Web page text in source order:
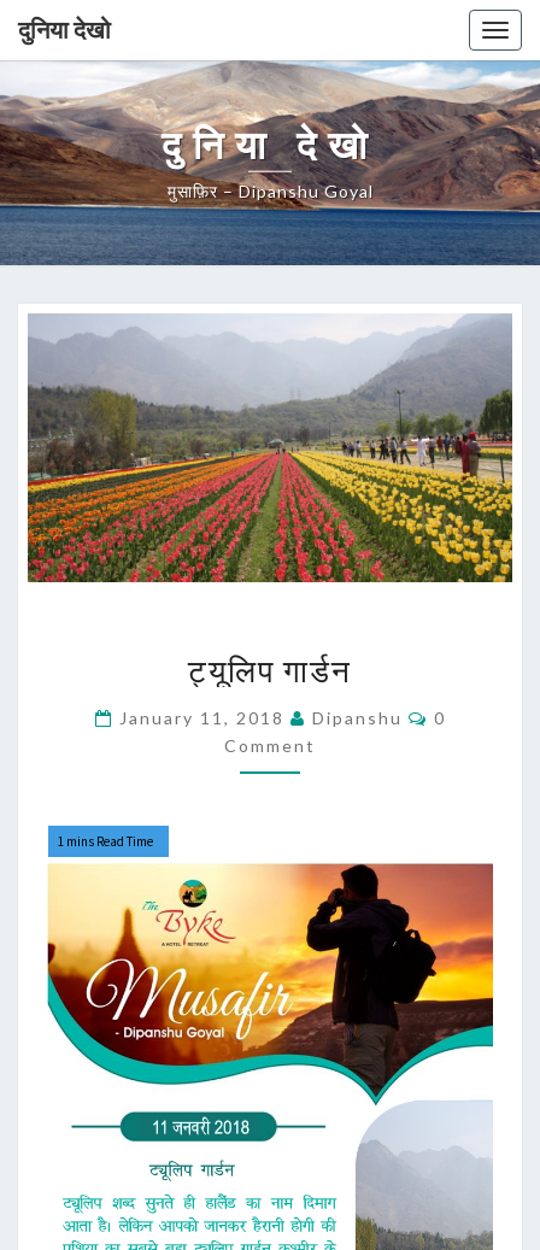
दुनिया देखो
दुनिया देखो
मुसाफ़िर – Dipanshu Goyal
गार्डन
ट्यूलिप गार्डन
January 11, 2018 Dipanshu Comments
0
Comment